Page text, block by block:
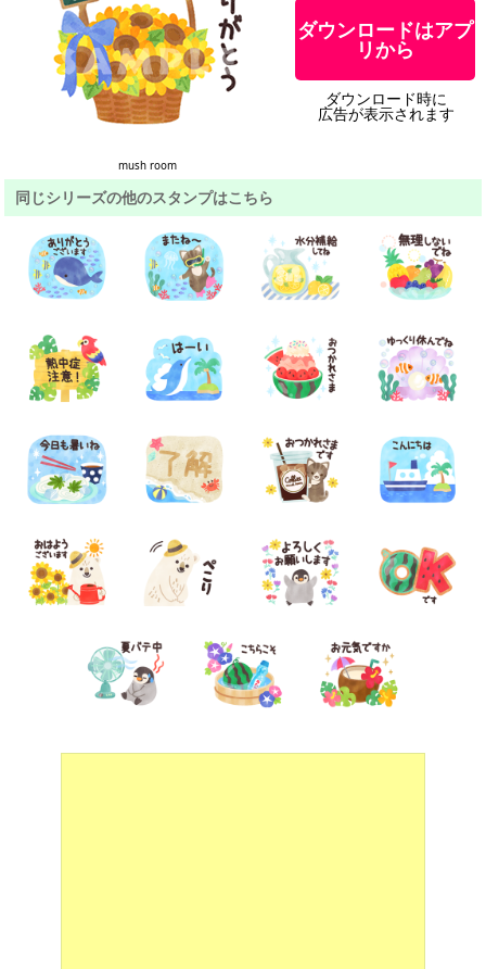
mush room
ダウンロードはアプ
リから
ダウンロード時に
広告が表示されます
同じシリーズの他のスタンプはこちら